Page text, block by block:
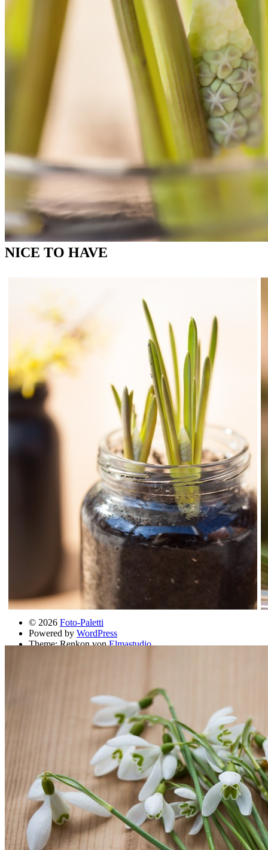
kwerfeldein
Alltag eines Fotoproduzenten
Lichtbildwerkerin
FOTOGRAFR
Dietlind Wolf
Foto FAQ
Fotobuchberater
Tag Cloud
Blogparade Buchempfehlung DIY
Farben
Getestet
Gewinner Herbst Interview
Kreativität
Lightroom lightroom tipps Makro
Stockfotografie Streetfotografie
Verlosung
Wasser Weiß
NICE TO HAVE
Über mich
Ich bin Redakteurin im IT-Bereich,
fotografiere seit ungefähr 5 Jahren und blogge
seit 2013 hier auf Foto-Paletti. Am liebsten
mag ich die Kreativ-Fotografie und
spannende Bearbeitungstechniken. Gerne
fotografiere ich Pflanzen in all ihrer Pracht
oder Bescheidenheit, aber auch Food und
ästhetische Dekorations- und Wohnelemente.
Auch in der Microstock-Fotografie bin ich seit
ein paar Jahren mit Bildern in Agenturen
contact[[@]]foto-paletti.de
https://foto-paletti.de
© 2026 Foto-Paletti
Powered by WordPress
Theme: Renkon vonElmastudio
Stadt und Land
Weitere Fotoblogs
Über mich
Impressum
Datenschutz
Suche